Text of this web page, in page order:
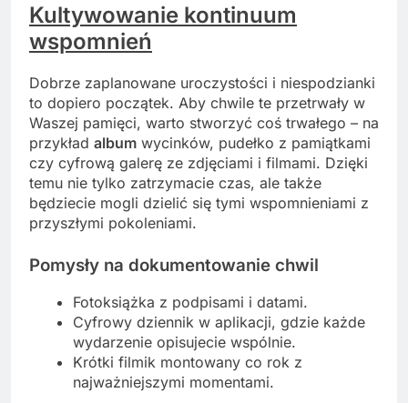
Kultywowanie kontinuum
wspomnień
Dobrze zaplanowane uroczystości i niespodzianki
to dopiero początek. Aby chwile te przetrwały w
Waszej pamięci, warto stworzyć coś trwałego – na
przykład album wycinków, pudełko z pamiątkami
czy cyfrową galerę ze zdjęciami i filmami. Dzięki
temu nie tylko zatrzymacie czas, ale także
będziecie mogli dzielić się tymi wspomnieniami z
przyszłymi pokoleniami.
Pomysły na dokumentowanie chwil
Fotoksiążka z podpisami i datami.
Cyfrowy dziennik w aplikacji, gdzie każde
wydarzenie opisujecie wspólnie.
Krótki filmik montowany co rok z
najważniejszymi momentami.